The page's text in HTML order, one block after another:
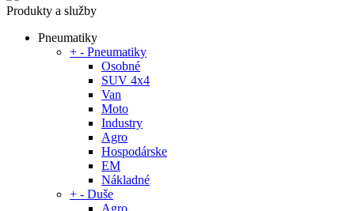
Produkty a služby
Pneumatiky
+ - Pneumatiky
Osobné
SUV 4x4
Van
Moto
Industry
Agro
Hospodárske
EM
Nákladné
+ - Duše